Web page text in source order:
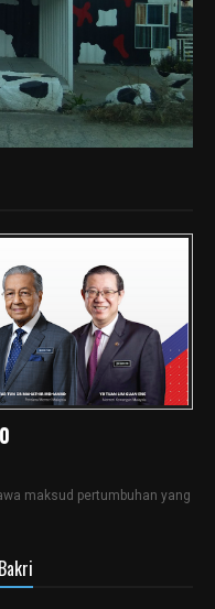
maksud pertumbuhan yang